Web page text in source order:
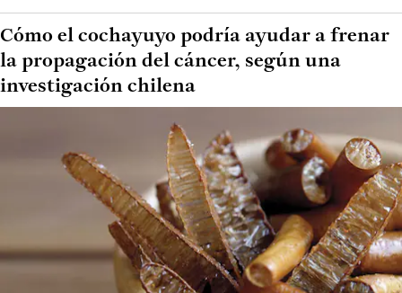
Cómo el cochayuyo podría ayudar a frenar
la propagación del cáncer, según una
investigación chilena